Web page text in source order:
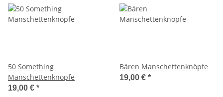
50 Something
Manschettenknöpfe
19,00 € *
Bären Manschettenknöpfe
19,00 € *